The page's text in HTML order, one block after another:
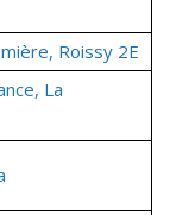
Roissy 2E
La